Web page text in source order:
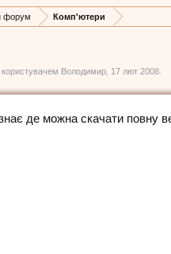
форум Комп'ютери
Володимир 17 лют 2008
де можна скачати повну